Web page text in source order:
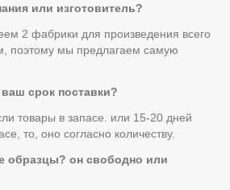
или изготовитель?
2 фабрики для произведения всего
поэтому мы предлагаем самую
срок поставки?
товары в запасе. или 15-20 дней
то, оно согласно количеству.
образцы? он свободно или